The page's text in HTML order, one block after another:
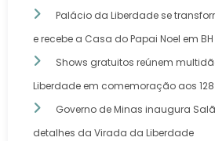
Palácio da Liberdade se
e recebe a Casa do Papai Noel em BH
Shows gratuitos reúnem
Liberdade em comemoração aos 128
Governo de Minas inaugura
detalhes da Virada da Liberdade